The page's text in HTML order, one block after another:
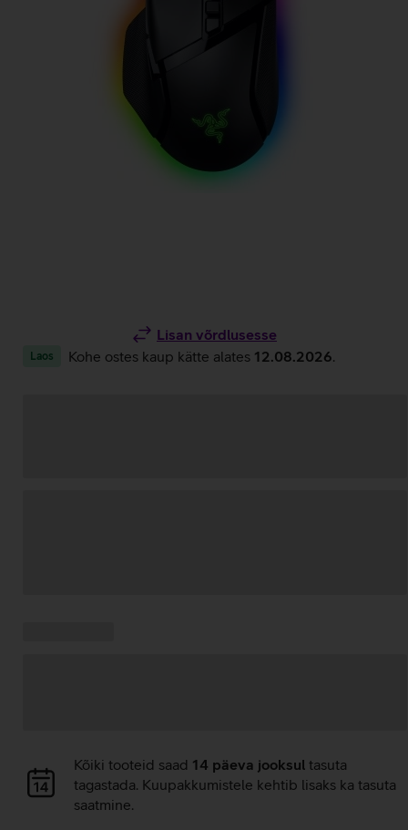
Lisan võrdlusesse
Laos Kohe ostes kaup kätte alates 12.08.2026
Andmete
laadimine
Kõiki tooteid saad 14 päeva jooksul tasuta
tagastada. Kuupakkumistele kehtib lisaks ka tasuta
saatmine.